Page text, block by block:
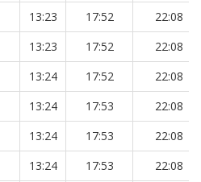
13:23 17:52
22:08
13:23 17:52
22:08
13:24 17:52
22:08
13:24 17:53
22:08
13:24 17:53
22:08
13:24 17:53
22:08